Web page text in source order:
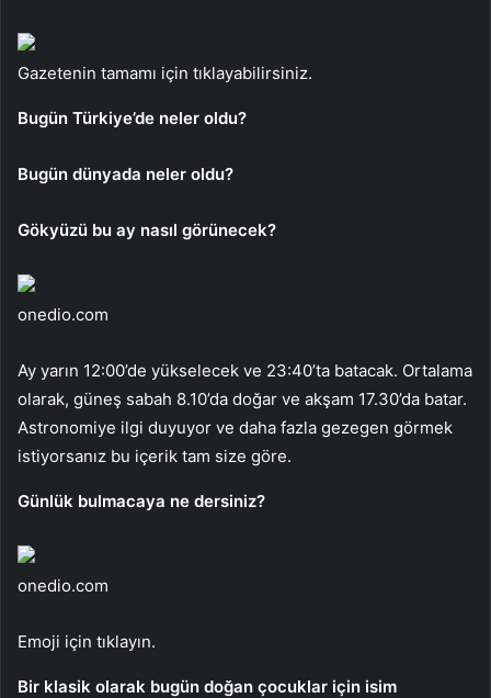
Gazetenin tamamı için tıklayabilirsiniz.
Bugün Türkiye’de neler oldu?
Bugün dünyada neler oldu?
Gökyüzü bu ay nasıl görünecek?
onedio.com
Ay yarın 12:00’de yükselecek ve 23:40’ta batacak. Ortalama
olarak, güneş sabah 8.10’da doğar ve akşam 17.30’da batar.
Astronomiye ilgi duyuyor ve daha fazla gezegen görmek
istiyorsanız bu içerik tam size göre.
Günlük bulmacaya ne dersiniz?
onedio.com
Emoji için tıklayın.
Bir klasik olarak bugün doğan çocuklar için isim